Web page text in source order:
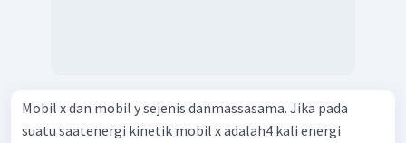
Mobil x dan mobil y sejenis danmassasama. Jika pada
suatu saatenergi kinetik mobil x adalah4 kali energi